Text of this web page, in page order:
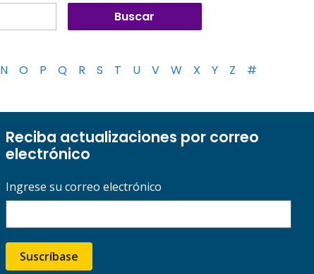
N O P Q R S T U V W X Y Z #
Reciba actualizaciones por correo
electrónico
Ingrese su correo electrónico
Suscríbase